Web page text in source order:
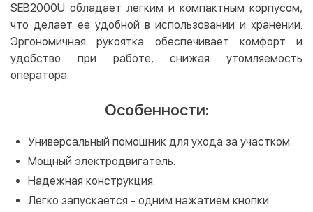
Оплата частями (Приватбанк)
Покупка частями (Монобанк)
SEB2000U обладает легким и компактным корпусом,
что делает ее удобной в использовании и хранении.
Эргономичная рукоятка обеспечивает комфорт и
удобство при работе, снижая утомляемость
оператора.
Особенности:
Универсальный помощник для ухода за участком.
Мощный электродвигатель.
Надежная конструкция.
Легко запускается - одним нажатием кнопки.